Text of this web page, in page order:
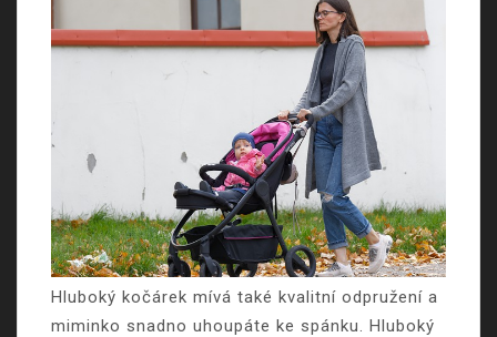
Hluboký kočárek mívá také kvalitní odpružení a
miminko snadno uhoupáte ke spánku. Hluboký